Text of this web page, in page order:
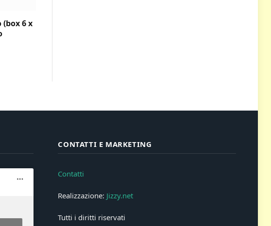
(box 6 x
CONTATTI E MARKETING
Contatti
Realizzazione: Jizzy.net
Tutti i diritti riservati